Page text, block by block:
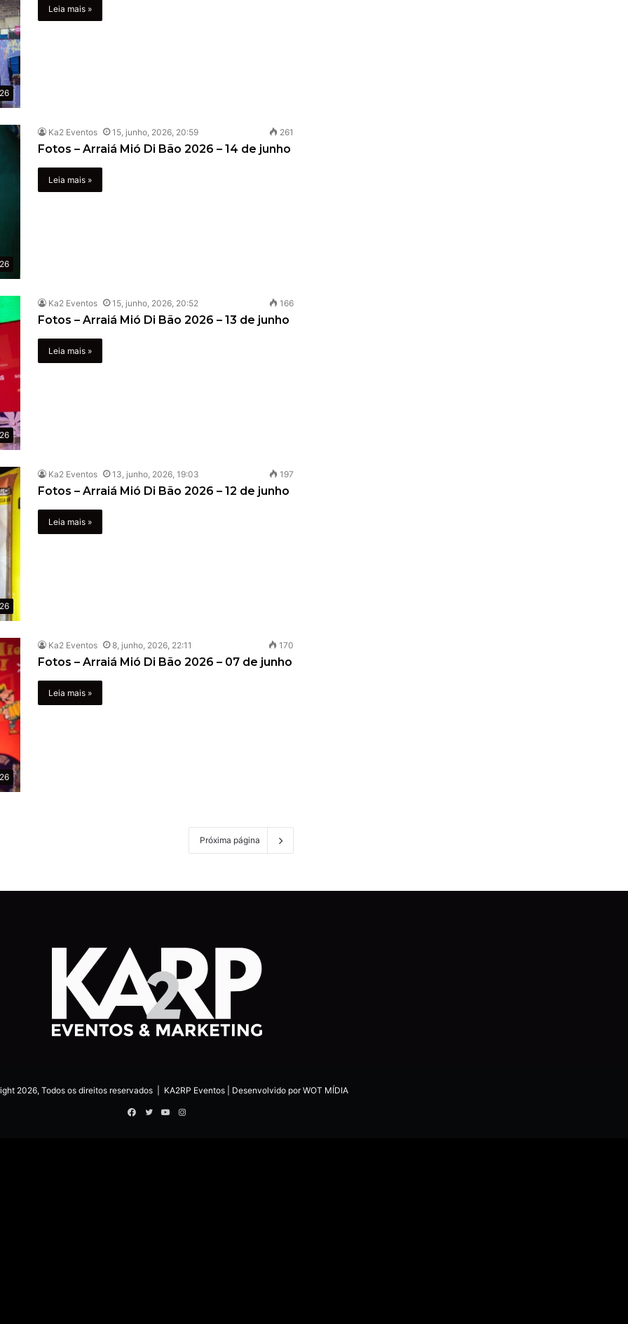
Leia mais »
Ka2 Eventos 15, junho, 2026, 20:59 261
Fotos – Arraiá Mió Di Bão 2026 – 14 de junho
Leia mais »
Ka2 Eventos 15, junho, 2026, 20:52 166
Fotos – Arraiá Mió Di Bão 2026 – 13 de junho
Leia mais »
Ka2 Eventos 13, junho, 2026, 19:03 197
Fotos – Arraiá Mió Di Bão 2026 – 12 de junho
Leia mais »
Ka2 Eventos 8, junho, 2026, 22:11 170
Fotos – Arraiá Mió Di Bão 2026 – 07 de junho
Leia mais »
Próxima página
2026, Todos os direitos reservados | KA2RP Eventos| Desenvolvido porWOT MÍDIA
Facebook
TwitterYouTube